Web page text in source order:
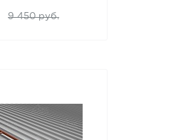
9 450 руб.